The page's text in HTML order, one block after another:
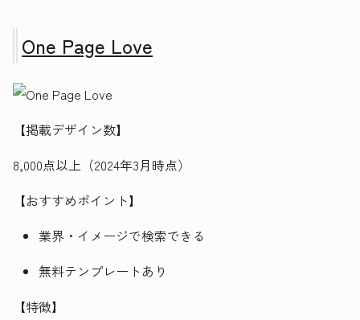
One Page Love
【掲載デザイン数】
8,000点以上（2024年3月時点）
【おすすめポイント】
業界・イメージで検索できる
無料テンプレートあり
【特徴】